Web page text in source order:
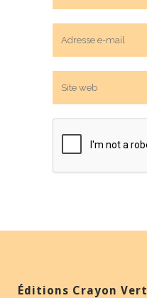
Éditions Crayon Vert